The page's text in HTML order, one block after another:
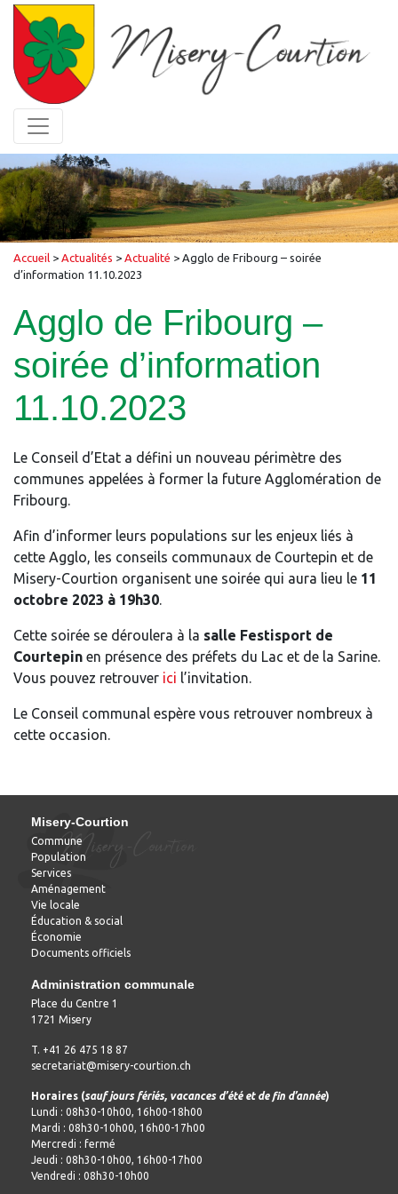
Accueil > Actualités > Actualité > Agglo de Fribourg – soirée
d’information 11.10.2023
Agglo de Fribourg –
soirée d’information
11.10.2023
Le Conseil d’Etat a défini un nouveau périmètre des
communes appelées à former la future Agglomération de
Fribourg.
Afin d’informer leurs populations sur les enjeux liés à
cette Agglo, les conseils communaux de Courtepin et de
Misery-Courtion organisent une soirée qui aura lieu le 11
octobre 2023 à 19h30
Cette soirée se déroulera à la salle Festisport de
Courtepin en présence des préfets du Lac et de la Sarine.
Vous pouvez retrouver ici l’invitation.
Le Conseil communal espère vous retrouver nombreux à
cette occasion.
Misery-Courtion
Commune
Population
Services
Aménagement
Vie locale
Éducation & social
Économie
Documents officiels
Administration communale
Place du Centre 1
1721 Misery
T. +41 26 475 18 87
secretariat@misery-courtion.ch
Horaires (sauf jours fériés, vacances d’été et de fin d’année)
Lundi : 08h30-10h00, 16h00-18h00
Mardi : 08h30-10h00, 16h00-17h00
Mercredi : fermé
Jeudi : 08h30-10h00, 16h00-17h00
Vendredi : 08h30-10h00